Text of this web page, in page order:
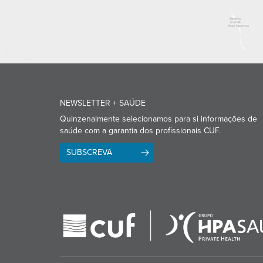
NEWSLETTER + SAÚDE
Quinzenalmente selecionamos para si informações de
saúde com a garantia dos profissionais CUF.
SUBSCREVA